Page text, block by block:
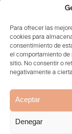
Para ofrecer las
cookies para
consentimiento de
el comportamiento de
sitio. No consentir o
negativamente a
Aceptar
Denegar
© 2026. Todos os
HomeA
Aviso legal e
dados